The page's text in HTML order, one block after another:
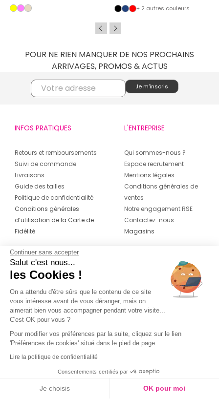
+ 2 autres couleurs
POUR NE RIEN MANQUER DE NOS PROCHAINS
ARRIVAGES, PROMOS & ACTUS
INFOS PRATIQUES
Retours et remboursements
Suivi de commande
Livraisons
Guide des tailles
Politique de confidentialité
Conditions générales
d’utilisation de la Carte de
Fidélité
L'ENTREPRISE
Qui sommes-nous ?
Espace recrutement
Mentions légales
Conditions générales de
ventes
Notre engagement RSE
Contactez-nous
Magasins
CONTACT
04 42 20 78 42
Du lundi au jeudi de 8h30 à 16h30 & le
vendredi de 8h30 à 15h30
Continuer sans accepter
Salut c'est nous...
les Cookies !
On a attendu d'être sûrs que le contenu de ce site
vous intéresse avant de vous déranger, mais on
aimerait bien vous accompagner pendant votre visite...
C'est OK pour vous ?
Pour modifier vos préférences par la suite, cliquez sur le lien
'Préférences de cookies' situé dans le pied de page.
Lire la politique de confidentialité
Consentements certifiés par
Je choisis OK pour moi